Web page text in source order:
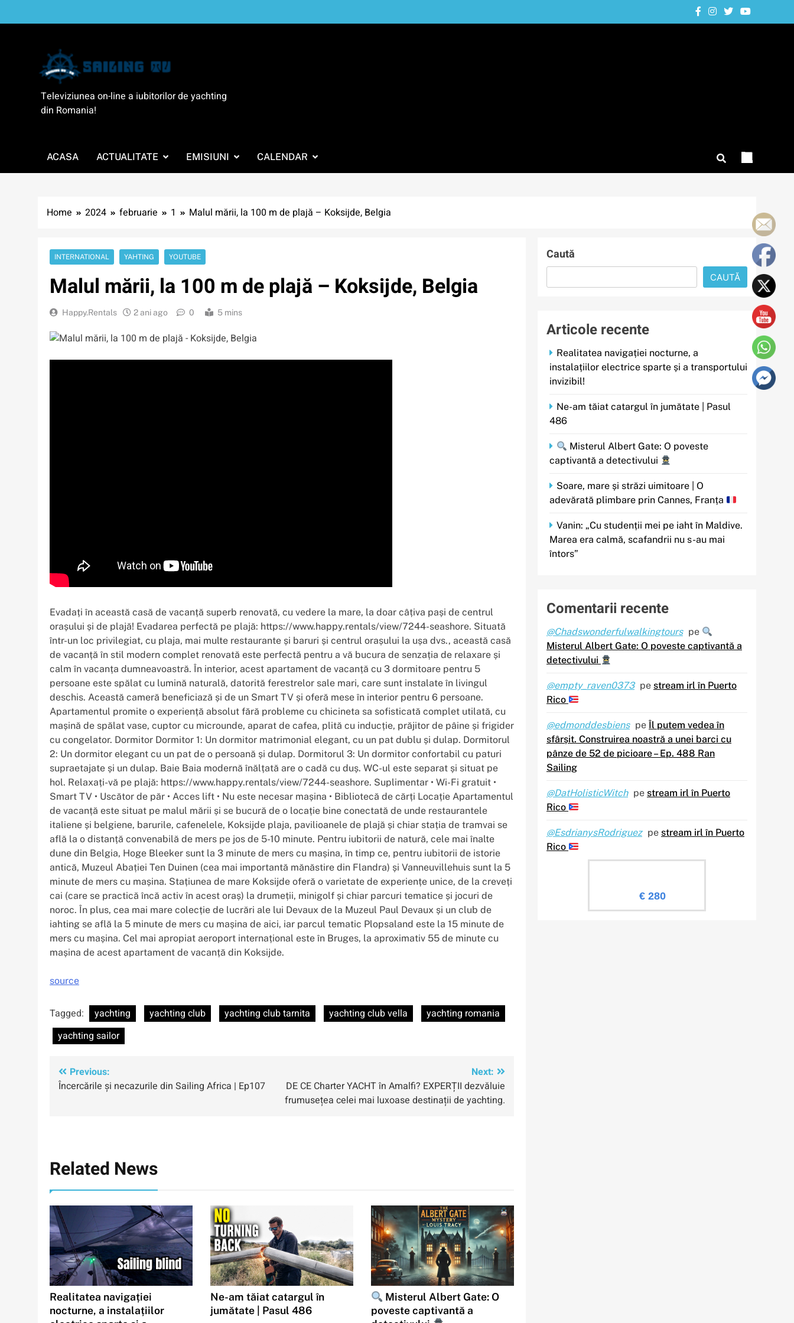
to
SailingTV
Televiziunea on-line a iubitorilor de yachting
din Romania!
ACASA ACTUALITATE EMISIUNI CALENDAR
Home 2024 februarie 1 Malul mării, la 100 m de plajă – Koksijde, Belgia
INTERNATIONAL YAHTING YOUTUBE
Malul mării, la 100 m de plajă – Koksijde, Belgia
Happy.Rentals 2 ani ago 0 5 mins
Evadați în această casă de vacanță superb renovată, cu vedere la mare, la doar câțiva pași de centrul
orașului și de plajă! Evadarea perfectă pe plajă: https://www.happy.rentals/view/7244-seashore. Situată
într-un loc privilegiat, cu plaja, mai multe restaurante și baruri și centrul orașului la ușa dvs., această casă
de vacanță în stil modern complet renovată este perfectă pentru a vă bucura de senzația de relaxare și
calm în vacanța dumneavoastră. În interior, acest apartament de vacanță cu 3 dormitoare pentru 5
persoane este spălat cu lumină naturală, datorită ferestrelor sale mari, care sunt instalate în livingul
deschis. Această cameră beneficiază și de un Smart TV și oferă mese în interior pentru 6 persoane.
Apartamentul promite o experiență absolut fără probleme cu chicineta sa sofisticată complet utilată, cu
mașină de spălat vase, cuptor cu microunde, aparat de cafea, plită cu inducție, prăjitor de pâine și frigider
cu congelator. Dormitor Dormitor 1: Un dormitor matrimonial elegant, cu un pat dublu și dulap. Dormitorul
2: Un dormitor elegant cu un pat de o persoană și dulap. Dormitorul 3: Un dormitor confortabil cu paturi
supraetajate și un dulap. Baie Baia modernă înălțată are o cadă cu duș. WC-ul este separat și situat pe
hol. Relaxați-vă pe plajă: https://www.happy.rentals/view/7244-seashore. Suplimentar • Wi-Fi gratuit •
Smart TV • Uscător de păr • Acces lift • Nu este necesar mașina • Bibliotecă de cărți Locație Apartamentul
de vacanță este situat pe malul mării și se bucură de o locație bine conectată de unde restaurantele
italiene și belgiene, barurile, cafenelele, Koksijde plaja, pavilioanele de plajă și chiar stația de tramvai se
află la o distanță convenabilă de mers pe jos de 5-10 minute. Pentru iubitorii de natură, cele mai înalte
dune din Belgia, Hoge Bleeker sunt la 3 minute de mers cu mașina, în timp ce, pentru iubitorii de istorie
antică, Muzeul Abației Ten Duinen (cea mai importantă mănăstire din Flandra) și Vanneuvillehuis sunt la 5
minute de mers cu mașina. Stațiunea de mare Koksijde oferă o varietate de experiențe unice, de la creveți
cai (care se practică încă activ în acest oraș) la drumeții, minigolf și chiar parcuri tematice și jocuri de
noroc. În plus, cea mai mare colecție de lucrări ale lui Devaux de la Muzeul Paul Devaux și un club de
iahting se află la 5 minute de mers cu mașina de aici, iar parcul tematic Plopsaland este la 15 minute de
mers cu mașina. Cel mai apropiat aeroport internațional este în Bruges, la aproximativ 55 de minute cu
mașina de acest apartament de vacanță din Koksijde.
source
Tagged: yachting yachting club yachting club tarnita yachting club vella
yachting romania
yachting sailor
Navigare
în
Previous:
Încercările și necazurile din Sailing Africa | Ep107
Next:
DE CE Charter YACHT în Amalfi? EXPERȚII dezvăluie
frumusețea celei mai luxoase destinații de yachting.
Related News
Realitatea navigației
nocturne, a instalațiilor
Ne-am tăiat catargul în
jumătate | Pasul 486
Misterul Albert Gate: O
poveste captivantă a
Caută
CAUTĂ
Articole recente
Realitatea navigației nocturne, a
instalațiilor electrice sparte și a transportului
invizibil!
Ne-am tăiat catargul în jumătate | Pasul
486
Misterul Albert Gate: O poveste
captivantă a detectivului
Soare, mare și străzi uimitoare | O
adevărată plimbare prin Cannes, Franța
Vanin: „Cu studenții mei pe iaht în Maldive.
Marea era calmă, scafandrii nu s-au mai
întors”
Comentarii recente
@Chadswonderfulwalkingtours pe
Misterul Albert Gate: O poveste captivantă a
detectivului
@empty_raven0373 pe stream irl în Puerto
Rico
@edmonddesbiens pe Îl putem vedea în
sfârșit. Construirea noastră a unei barci cu
pânze de 52 de picioare – Ep. 488 Ran
Sailing
@DatHolisticWitch pe stream irl în Puerto
Rico
@EsdrianysRodriguez pe stream irl în Puerto
Rico
€ 280